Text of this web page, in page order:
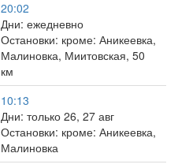
20:02
Дни: ежедневно
Остановки: кроме: Аникеевка,
Малиновка, Миитовская, 50
км
10:13
Дни: только 26, 27 авг
Остановки: кроме: Аникеевка,
Малиновка